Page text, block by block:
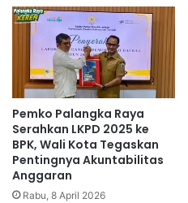
Pemko Palangka Raya
Serahkan LKPD 2025 ke
BPK, Wali Kota Tegaskan
Pentingnya Akuntabilitas
Anggaran
Rabu, 8 April 2026